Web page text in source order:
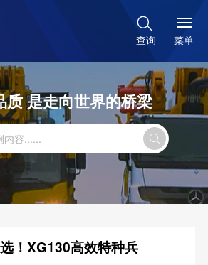

查询 菜单
质 是走向世界的桥梁

！XG130高效特种兵